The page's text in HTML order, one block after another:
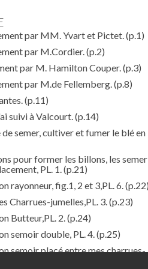
par MM. Yvart et Pictet. (p.1)
par M.Cordier. (p.2)
par M. Hamilton Couper. (p.3)
par M.de Fellemberg. (p.8)
(p.11)
suivi à Valcourt. (p.14)
semer, cultiver et fumer le blé en
pour former les billons, les
PL. 1. (p.21)
rayonneur, fig.1, 2 et 3,PL. 6.
Charrues-jumelles,PL. 3. (p.23)
Butteur,PL. 2. (p.24)
semoir double, PL. 4. (p.25)
semoir placé entre mes charrues-